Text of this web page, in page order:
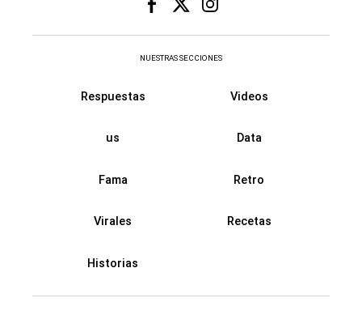
NUESTRAS SECCIONES
Respuestas Videos
us Data
Fama Retro
Virales Recetas
Historias